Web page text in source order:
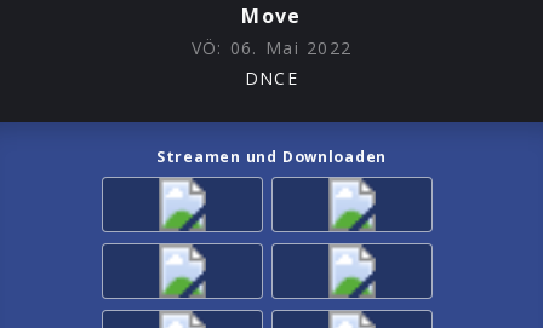
Move
VÖ: 06. Mai 2022
DNCE
Streamen und Downloaden